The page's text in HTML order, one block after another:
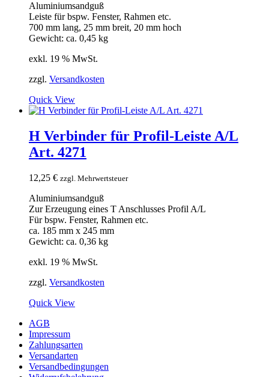
Aluminiumsandguß
Leiste für bspw. Fenster, Rahmen etc.
700 mm lang, 25 mm breit, 20 mm hoch
Gewicht: ca. 0,45 kg
exkl. 19 % MwSt.
zzgl. Versandkosten
Quick View
H Verbinder für Profil-Leiste A/L
Art. 4271
12,25 € zzgl. Mehrwertsteuer
Aluminiumsandguß
Zur Erzeugung eines T Anschlusses Profil A/L
Für bspw. Fenster, Rahmen etc.
ca. 185 mm x 245 mm
Gewicht: ca. 0,36 kg
exkl. 19 % MwSt.
zzgl. Versandkosten
Quick View
AGB
Impressum
Zahlungsarten
Versandarten
Versandbedingungen